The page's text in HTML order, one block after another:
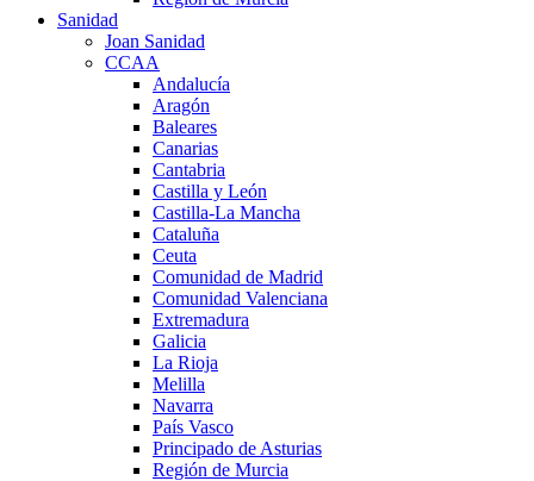
Sanidad
Joan Sanidad
CCAA
Andalucía
Aragón
Baleares
Canarias
Cantabria
Castilla y León
Castilla-La Mancha
Cataluña
Ceuta
Comunidad de Madrid
Comunidad Valenciana
Extremadura
Galicia
La Rioja
Melilla
Navarra
País Vasco
Principado de Asturias
Región de Murcia